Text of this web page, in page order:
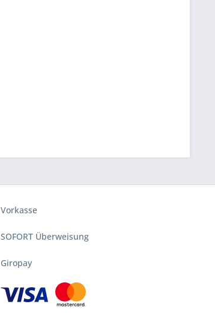
Vorkasse
SOFORT Überweisung
Giropay